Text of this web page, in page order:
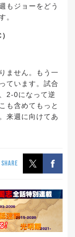
もジョーをどう
。
ません。もう一
ています。試合
2-0になって逆
も含めてもっと
来週に向けてあ
SHARE